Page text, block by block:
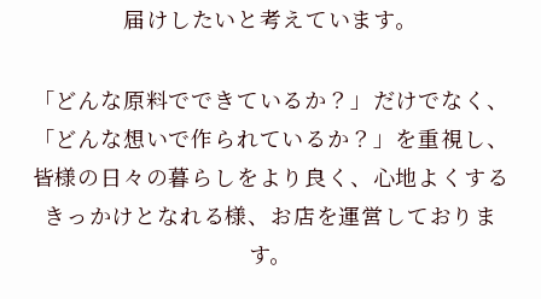
届けしたいと考えています。
「どんな原料でできているか？」だけでなく、
「どんな想いで作られているか？」を重視し、
皆様の日々の暮らしをより良く、心地よくする
きっかけとなれる様、お店を運営しておりま
す。